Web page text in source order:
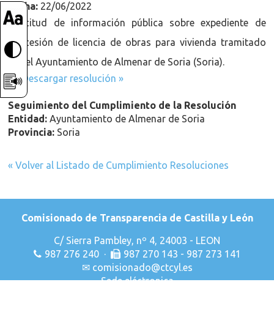
Fecha: 22/06/2022
Solicitud de información pública sobre expediente de
concesión de licencia de obras para vivienda tramitado
por el Ayuntamiento de Almenar de Soria (Soria).
Descargar resolución »
Seguimiento del Cumplimiento de la Resolución
Entidad:Ayuntamiento de Almenar de Soria
Provincia: Soria
« Volver al Listado de Cumplimiento Resoluciones
Comisionado de Transparencia de Castilla y León
C/ Sierra Pambley, nº 4, 24003 - LEON
987 276 240 ·
987 270 143 - 987 273 141
✉ comisionado@ctcyl.es
Sede eléctronica